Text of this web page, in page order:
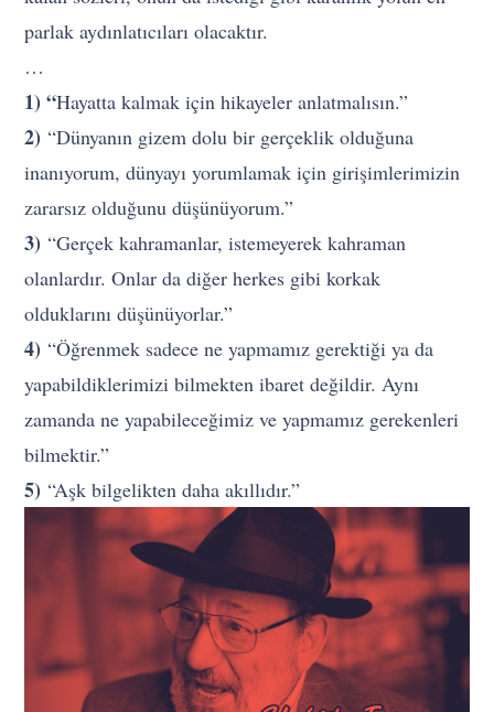
parlak aydınlatıcıları olacaktır.
…
1) “Hayatta kalmak için hikayeler anlatmalısın.”
2) “Dünyanın gizem dolu bir gerçeklik olduğuna
inanıyorum, dünyayı yorumlamak için girişimlerimizin
zararsız olduğunu düşünüyorum.”
3) “Gerçek kahramanlar, istemeyerek kahraman
olanlardır. Onlar da diğer herkes gibi korkak
olduklarını düşünüyorlar.”
4) “Öğrenmek sadece ne yapmamız gerektiği ya da
yapabildiklerimizi bilmekten ibaret değildir. Aynı
zamanda ne yapabileceğimiz ve yapmamız gerekenleri
bilmektir.”
5) “Aşk bilgelikten daha akıllıdır.”